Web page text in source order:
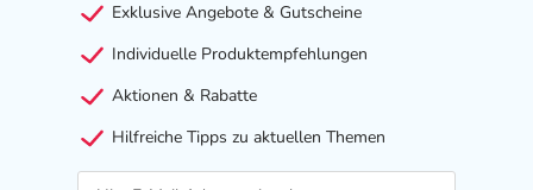
Exklusive Angebote & Gutscheine
Individuelle Produktempfehlungen
Aktionen & Rabatte
Hilfreiche Tipps zu aktuellen Themen